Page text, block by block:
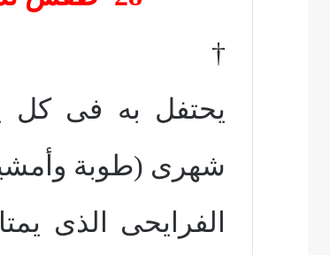
†
شهرى (طوبة
الفرايحى الذى